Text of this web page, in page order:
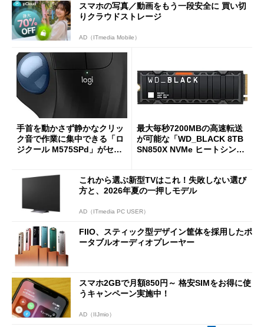
スマホの写真／動画をもう一段安全に 買い切
りクラウドストレージ
AD（ITmedia Mobile）
手首を動かさず静かなクリッ
ク音で作業に集中できる「ロ
ジクール M575SPd」がセー
最大毎秒7200MBの高速転送
が可能な「WD_BLACK 8TB
SN850X NVMe ヒートシンク
これから選ぶ新型TVはこれ！失敗しない選び
方と、2026年夏の一押しモデル
AD（ITmedia PC USER）
FIIO、スティック型デザイン筐体を採用したポ
ータブルオーディオプレーヤー
スマホ2GBで月額850円～ 格安SIMをお得に使
うキャンペーン実施中！
AD（IIJmio）